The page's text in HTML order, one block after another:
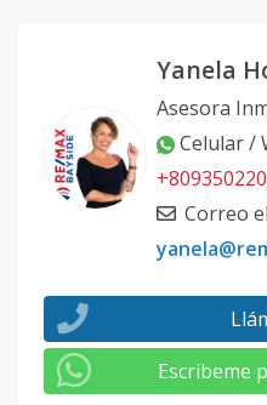
Yanela
Asesora
Celular /
Correo
Escribeme